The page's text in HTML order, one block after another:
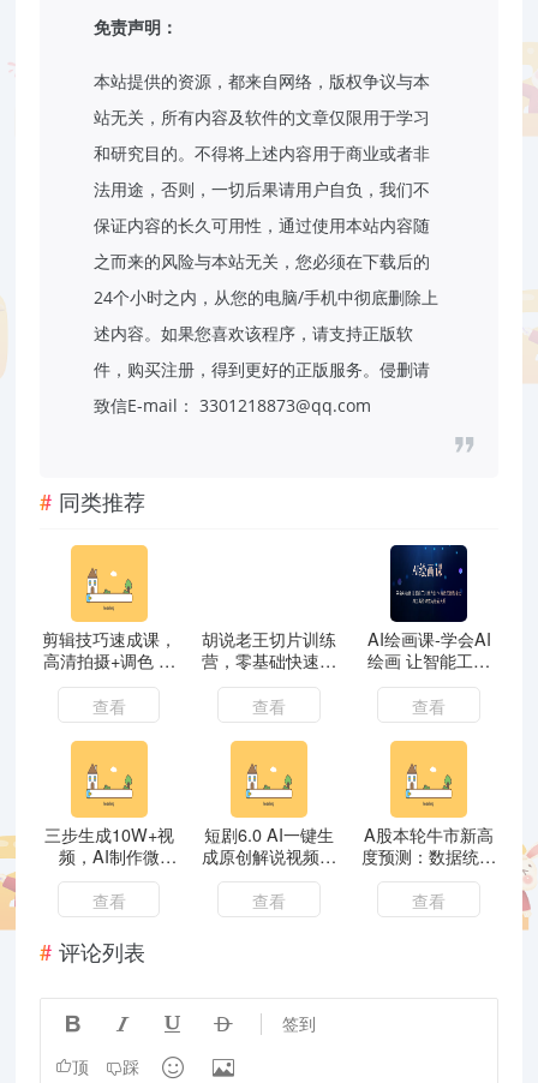
免责声明：
本站提供的资源，都来自网络，版权争议与本
站无关，所有内容及软件的文章仅限用于学习
和研究目的。不得将上述内容用于商业或者非
法用途，否则，一切后果请用户自负，我们不
保证内容的长久可用性，通过使用本站内容随
之而来的风险与本站无关，您必须在下载后的
24个小时之内，从您的电脑/手机中彻底删除上
述内容。如果您喜欢该程序，请支持正版软
件，购买注册，得到更好的正版服务。侵删请
致信E-mail： 3301218873@qq.com
同类推荐
剪辑技巧速成课，
高清拍摄+调色 转
扇子，建筑-抠图
精通，新手秒变剪
辑专家
查看
胡说老王切片训练
营，零基础快速掌
握短视频切片变现
技巧
查看
AI绘画课-学会AI
绘画 让智能工具
助力创作 释放无
限想象力 AI工具
助你成为绘画大师
查看
三步生成10W+视
频，AI制作微
观“小人物世界”科
幻大片，条条万
赞，1条作品涨粉
2.3万
查看
短剧6.0 AI一键生
成原创解说视频，
多平台多方式变
现，小白轻松操
作，日入1000+
查看
A股本轮牛市新高
度预测：数据统计
揭示最高点位，散
户如何布局牛市？
查看
评论列表
    签到
顶 踩  